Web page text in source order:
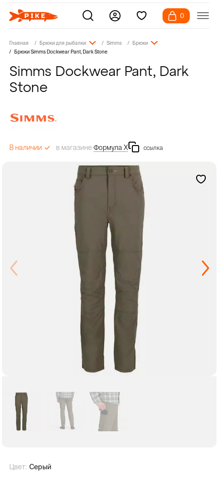
0
Главная Брюки для рыбалки Simms
Брюки
Брюки Simms Dockwear Pant, Dark Stone
Simms Dockwear Pant, Dark
Stone
В наличии в магазинеФормула Х ссылка
Цвет: Серый